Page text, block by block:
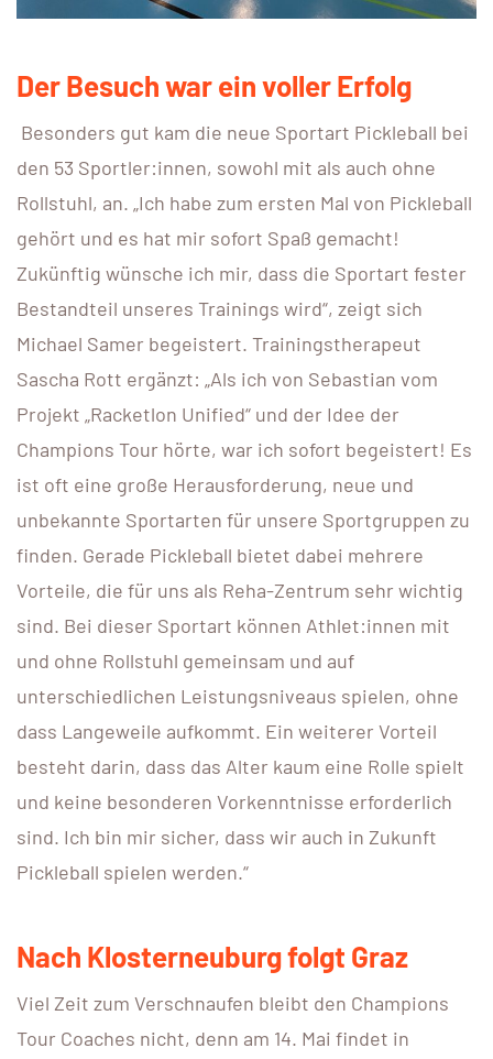
Der Besuch war ein voller Erfolg
Besonders gut kam die neue Sportart Pickleball bei
den 53 Sportler:innen, sowohl mit als auch ohne
Rollstuhl, an. „Ich habe zum ersten Mal von Pickleball
gehört und es hat mir sofort Spaß gemacht!
Zukünftig wünsche ich mir, dass die Sportart fester
Bestandteil unseres Trainings wird“, zeigt sich
Michael Samer begeistert. Trainingstherapeut
Sascha Rott ergänzt: „Als ich von Sebastian vom
Projekt „Racketlon Unified“ und der Idee der
Champions Tour hörte, war ich sofort begeistert! Es
ist oft eine große Herausforderung, neue und
unbekannte Sportarten für unsere Sportgruppen zu
finden. Gerade Pickleball bietet dabei mehrere
Vorteile, die für uns als Reha-Zentrum sehr wichtig
sind. Bei dieser Sportart können Athlet:innen mit
und ohne Rollstuhl gemeinsam und auf
unterschiedlichen Leistungsniveaus spielen, ohne
dass Langeweile aufkommt. Ein weiterer Vorteil
besteht darin, dass das Alter kaum eine Rolle spielt
und keine besonderen Vorkenntnisse erforderlich
sind. Ich bin mir sicher, dass wir auch in Zukunft
Pickleball spielen werden.“
Nach Klosterneuburg folgt Graz
Viel Zeit zum Verschnaufen bleibt den Champions
Tour Coaches nicht, denn am 14. Mai findet in